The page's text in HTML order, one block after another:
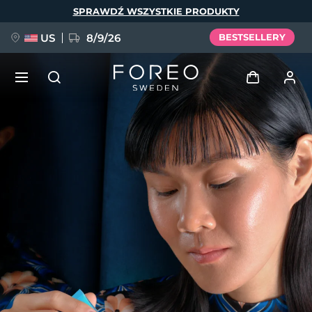
SPRAWDŹ WSZYSTKIE PRODUKTY
US 8/9/26 BESTSELLERY
Zaloguj
Profil użytkownika
Moje urządzenia
Moje zamówienia
Moje adresy
Moje subskrypcje
FAQ™ Pure Beauty-Tech Elixir
issa™ Teeth Whitening Set
Deutsch
Español
Italiano
Português
Русский
Türkçe
繁體中文